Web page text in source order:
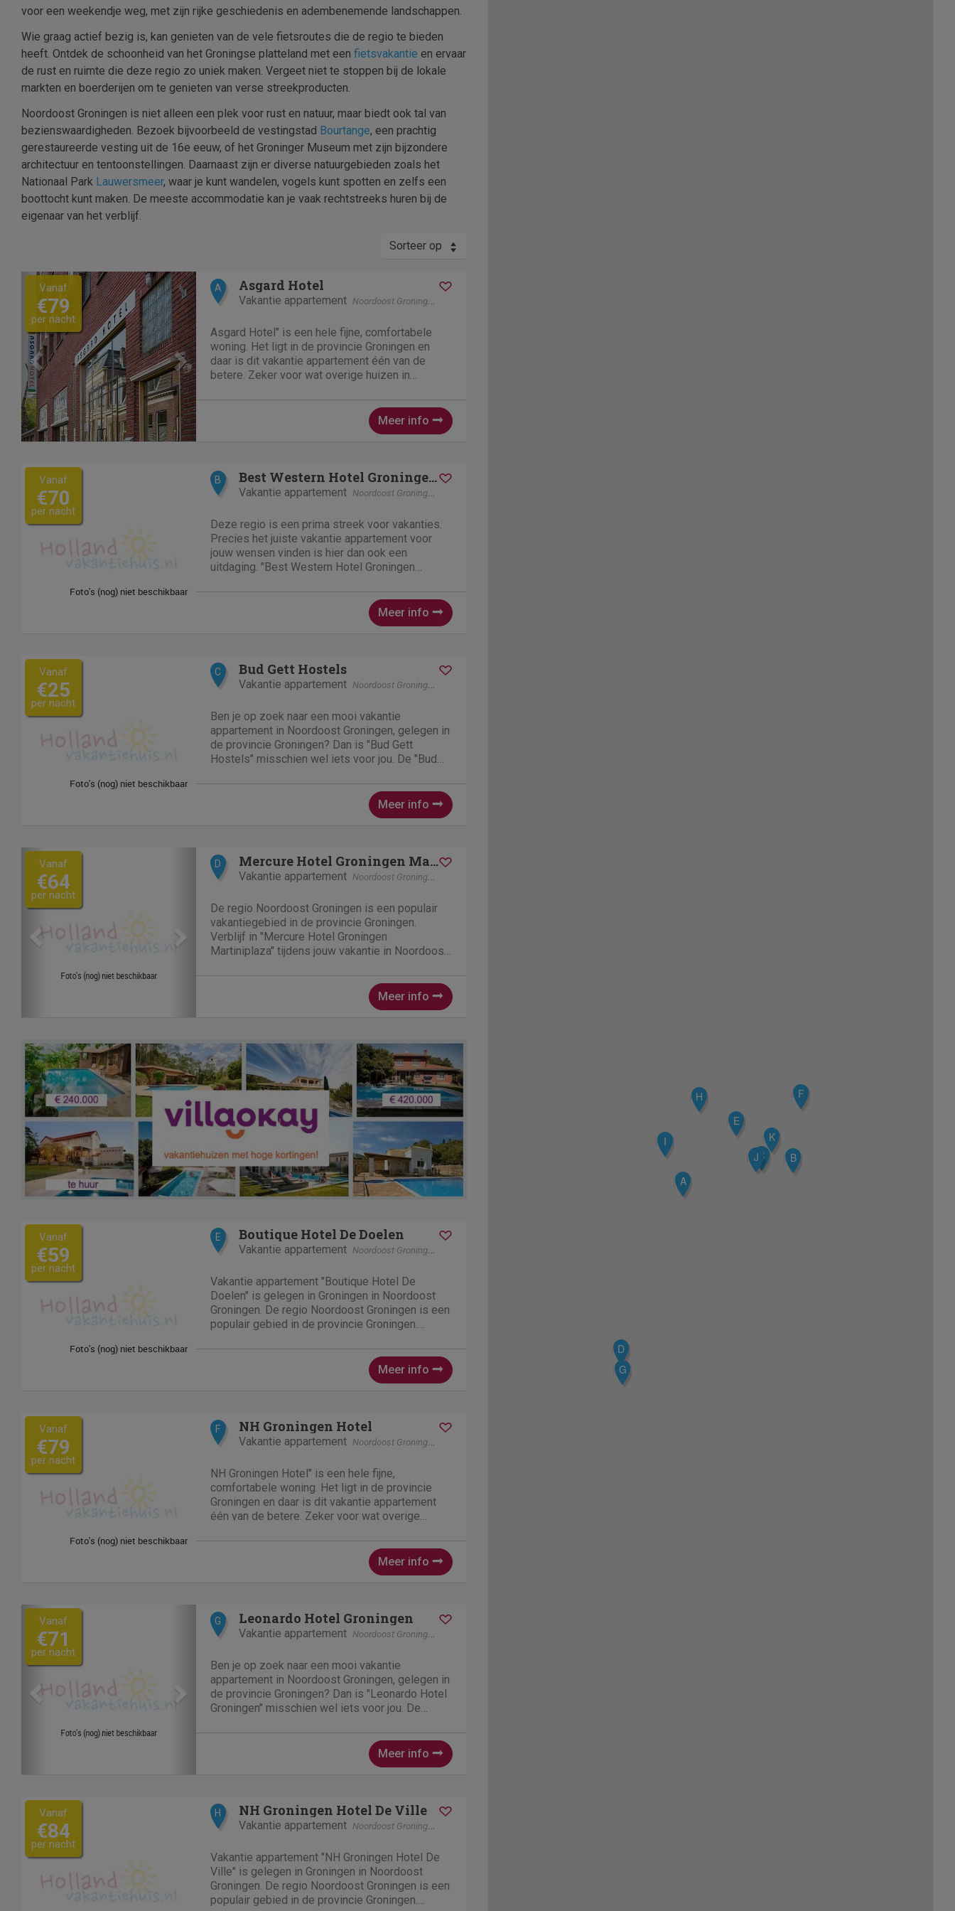
voor een weekendje weg, met zijn rijke geschiedenis en adembenemende landschappen.
Wie graag actief bezig is, kan genieten van de vele fietsroutes die de regio te bieden
heeft. Ontdek de schoonheid van het Groningse platteland met een fietsvakantie en ervaar
de rust en ruimte die deze regio zo uniek maken. Vergeet niet te stoppen bij de lokale
markten en boerderijen om te genieten van verse streekproducten.
Noordoost Groningen is niet alleen een plek voor rust en natuur, maar biedt ook tal van
bezienswaardigheden. Bezoek bijvoorbeeld de vestingstad Bourtange, een prachtig
gerestaureerde vesting uit de 16e eeuw, of het Groninger Museum met zijn bijzondere
architectuur en tentoonstellingen. Daarnaast zijn er diverse natuurgebieden zoals het
Nationaal Park Lauwersmeer, waar je kunt wandelen, vogels kunt spotten en zelfs een
boottocht kunt maken. De meeste accommodatie kan je vaak rechtstreeks huren bij de
eigenaar van het verblijf.
Sorteer op
Previous Next
Vanaf
€79
per nacht
A Asgard Hotel
Vakantie appartement Noordoost Groningen
Asgard Hotel" is een hele fijne, comfortabele
woning. Het ligt in de provincie Groningen en
daar is dit vakantie appartement één van de
betere. Zeker voor wat overige huizen in
Meer info
Vanaf
€70
per nacht
B Best Western Hotel Groningen Centre
Vakantie appartement Noordoost Groningen
Deze regio is een prima streek voor vakanties.
Precies het juiste vakantie appartement voor
jouw wensen vinden is hier dan ook een
uitdaging. "Best Western Hotel Groningen
Meer info
Vanaf
€25
per nacht
C Bud Gett Hostels
Vakantie appartement Noordoost Groningen
Ben je op zoek naar een mooi vakantie
appartement in Noordoost Groningen, gelegen in
de provincie Groningen? Dan is "Bud Gett
Hostels" misschien wel iets voor jou. De "Bud
Gett biedt kamers met gratis WiFi en ligt...
Meer info
Previous Next
Vanaf
€64
per nacht
D Mercure Hotel Groningen Martiniplaza
Vakantie appartement Noordoost Groningen
De regio Noordoost Groningen is een populair
vakantiegebied in de provincie Groningen.
Verblijf in "Mercure Hotel Groningen
Martiniplaza" tijdens jouw vakantie in Noordoost
vakantie appartement in Groningen. MercureMeer info
Vanaf
€59
per nacht
E Boutique Hotel De Doelen
Vakantie appartement Noordoost Groningen
Vakantie appartement "Boutique Hotel De
Doelen" is gelegen in Groningen in Noordoost
Groningen. De regio Noordoost Groningen is een
populair gebied in de provincie Groningen.
Meer info
Vanaf
€79
per nacht
F NH Groningen Hotel
Vakantie appartement Noordoost Groningen
NH Groningen Hotel" is een hele fijne,
comfortabele woning. Het ligt in de provincie
Groningen en daar is dit vakantie appartement
één van de betere. Zeker voor wat overige
Meer info
Previous Next
Vanaf
€71
per nacht
G Leonardo Hotel Groningen
Vakantie appartement Noordoost Groningen
Ben je op zoek naar een mooi vakantie
appartement in Noordoost Groningen, gelegen in
de provincie Groningen? Dan is "Leonardo Hotel
Groningen" misschien wel iets voor jou. De
te zijn. Leonardo Hotel Groningen ligt...Meer info
Vanaf
€84
per nacht
H NH Groningen Hotel De Ville
Vakantie appartement Noordoost Groningen
Vakantie appartement "NH Groningen Hotel De
Ville" is gelegen in Groningen in Noordoost
Groningen. De regio Noordoost Groningen is een
populair gebied in de provincie Groningen.
A
B
C
D
E
F
G
H
I
J
K